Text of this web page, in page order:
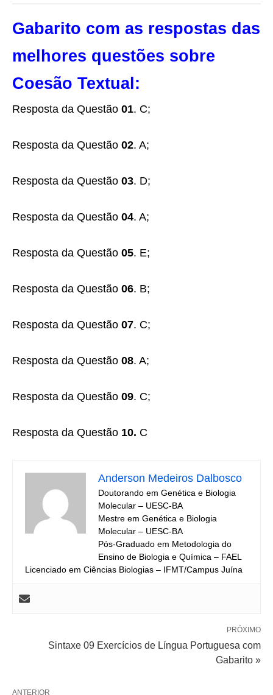
Gabarito com as respostas das
melhores questões sobre
Coesão Textual:
Resposta da Questão 01. C;
Resposta da Questão 02. A;
Resposta da Questão 03. D;
Resposta da Questão 04. A;
Resposta da Questão 05. E;
Resposta da Questão 06. B;
Resposta da Questão 07. C;
Resposta da Questão 08. A;
Resposta da Questão 09. C;
Resposta da Questão 10. C
Anderson Medeiros Dalbosco
Doutorando em Genética e Biologia
Molecular – UESC-BA
Mestre em Genética e Biologia
Molecular – UESC-BA
Pós-Graduado em Metodologia do
Ensino de Biologia e Química – FAEL
Licenciado em Ciências Biologias – IFMT/Campus Juína
PRÓXIMO
Sintaxe 09 Exercícios de Língua Portuguesa com
Gabarito »
ANTERIOR